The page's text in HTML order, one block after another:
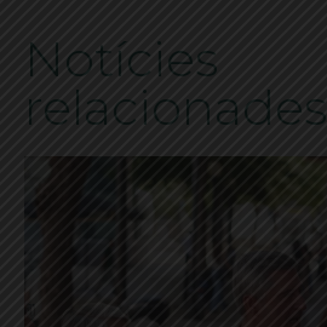
Notícies
relacionades